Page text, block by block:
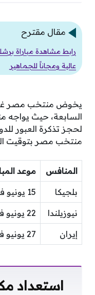
مقال مقترح
رابط مشاهدة مباراة
عالية ومجاناً للجماهير
يخوض منتخب مصر
السابعة، حيث يواجه
لحجز تذكرة العبور
منتخب مصر بتوقيت
المنافس موعد
بلجيكا 15 يونيو في تمام الساعة العاشرة مساءً
نيوزيلندا 22 يونيو في تمام الساعة الرابعة فجراً
إيران 27 يونيو في تمام الساعة السادسة صباحاً
استعداد